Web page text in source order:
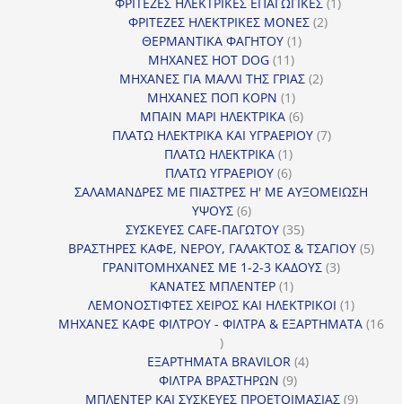
ΦΡΙΤΕΖΕΣ ΗΛΕΚΤΡΙΚΕΣ ΜΟΝΕΣ 22
ΘΕΡΜΑΝΤΙΚΑ ΦΑΓΗΤΟΥ 11
ΜΗΧΑΝΕΣ HOT DOG 1111
προϊόντα
ΜΗΧΑΝΕΣ ΓΙΑ ΜΑΛΛΙ ΤΗΣ ΓΡΙΑΣ 22
ΜΗΧΑΝΕΣ ΠΟΠ ΚΟΡΝ 11
προϊόν
ΜΠΑΙΝ ΜΑΡΙ ΗΛΕΚΤΡΙΚΑ 66
προϊόντα
ΠΛΑΤΩ ΗΛΕΚΤΡΙΚΑ ΚΑΙ ΥΓΡΑΕΡΙΟΥ 77
ΠΛΑΤΩ ΗΛΕΚΤΡΙΚΑ 11
προϊόν
ΠΛΑΤΩ ΥΓΡΑΕΡΙΟΥ 66
προϊόντα
ΣΑΛΑΜΑΝΔΡΕΣ ΜΕ ΠΙΑΣΤΡΕΣ Η' ΜΕ ΑΥΞΟΜΕΙΩΣΗ
ΥΨΟΥΣ 66
προϊόντα
ΣΥΣΚΕΥΕΣ CAFE-ΠΑΓΩΤΟΥ 3535
προϊόντα
ΒΡΑΣΤΗΡΕΣ ΚΑΦΕ, ΝΕΡΟΥ, ΓΑΛΑΚΤΟΣ & ΤΣΑΓΙΟΥ 55
ΓΡΑΝΙΤΟΜΗΧΑΝΕΣ ΜΕ 1-2-3 ΚΑΔΟΥΣ 33
ΚΑΝΑΤΕΣ ΜΠΛΕΝΤΕΡ 11
προϊόν
ΛΕΜΟΝΟΣΤΙΦΤΕΣ ΧΕΙΡΟΣ ΚΑΙ ΗΛΕΚΤΡΙΚΟΙ 11
προϊόν
ΜΗΧΑΝΕΣ ΚΑΦΕ ΦΙΛΤΡΟΥ - ΦΙΛΤΡΑ & ΕΞΑΡΤΗΜΑΤΑ 16
16
προϊόντα
ΕΞΑΡΤΗΜΑΤΑ BRAVILOR 44
ΦΙΛΤΡΑ ΒΡΑΣΤΗΡΩΝ 99
προϊόντα
ΜΠΛΕΝΤΕΡ ΚΑΙ ΣΥΣΚΕΥΕΣ ΠΡΟΕΤΟΙΜΑΣΙΑΣ 99